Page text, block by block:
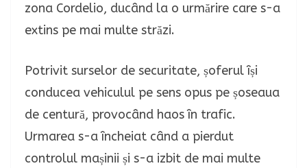
zona Cordelio, ducând la o urmărire care s-a
extins pe mai multe străzi.
Potrivit surselor de securitate, șoferul își
conducea vehiculul pe sens opus pe șoseaua
de centură, provocând haos în trafic.
Urmarea s-a încheiat când a pierdut
controlul mașinii și s-a izbit de mai multe